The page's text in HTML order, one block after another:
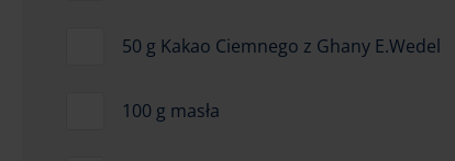
50 g Kakao Ciemnego z Ghany E.Wedel
100 g masła